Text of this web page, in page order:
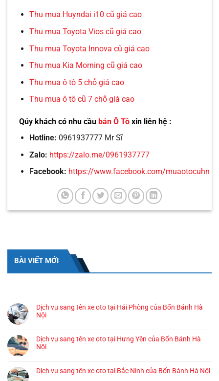
Thu mua Huyndai i10 cũ giá cao
Thu mua Toyota Vios cũ giá cao
Thu mua Toyota Innova cũ giá cao
Thu mua Kia Morning cũ giá cao
Thu mua ô tô 5 chỗ giá cao
Thu mua ô tô cũ 7 chỗ giá cao
Qúy khách có nhu cầu bán Ô Tô xin liên hệ :
Hotline: 0961937777 Mr Sĩ
Zalo: https://zalo.me/0961937777
Facebook: https://www.facebook.com/muaotocuhn
BÀI VIẾT MỚI
Dịch vụ sang tên xe oto tại Hải Phòng của Bốn Bánh Hà
Nội
Dịch vụ sang tên xe oto tại Hưng Yên của Bốn Bánh Hà
Nội
Dịch vụ sang tên xe oto tại Bắc Ninh của Bốn Bánh Hà Nội